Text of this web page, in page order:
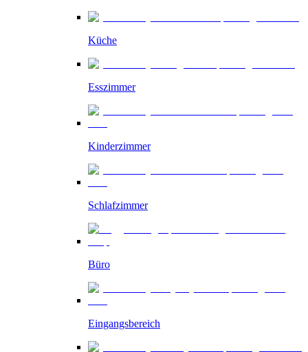
Küche
Esszimmer
Kinderzimmer
Schlafzimmer
Büro
Eingangsbereich